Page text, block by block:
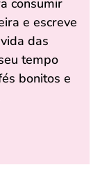
consumir
e escreve
das
tempo
bonitos e